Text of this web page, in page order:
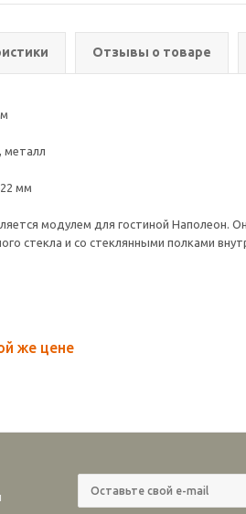
Отзывы о товаре
мм
модулем для гостиной
стекла и со стеклянными полками
же цене